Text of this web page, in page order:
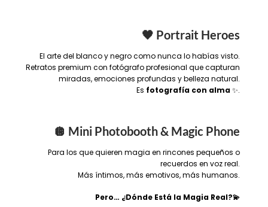
🖤 Portrait Heroes
El arte del blanco y negro como nunca lo habías visto.
Retratos premium con fotógrafo profesional que capturan
miradas, emociones profundas y belleza natural.
Es fotografía con alma✨.
🪩 Mini Photobooth & Magic Phone
Para los que quieren magia en rincones pequeños o
recuerdos en voz real.
Más íntimos, más emotivos, más humanos.
Pero… ¿Dónde Está la Magia Real?💫